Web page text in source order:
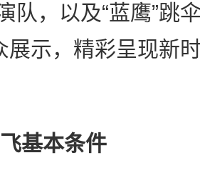
队，以及“蓝鹰”跳
展示，精彩呈现新
基本条件